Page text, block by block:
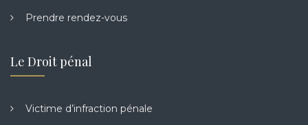
Prendre rendez-vous
Le Droit pénal
Victime d’infraction pénale